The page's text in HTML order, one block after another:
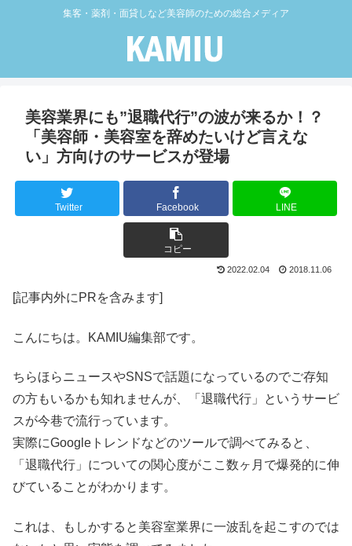
集客・薬剤・面貸しなど美容師のための総合メディア
美容業界にも”退職代行”の波が来るか！？
「美容師・美容室を辞めたいけど言えな
い」方向けのサービスが登場
Twitter Facebook LINE
コピー
2022.02.04 2018.11.06
[記事内外にPRを含みます]
こんにちは。KAMIU編集部です。
ちらほらニュースやSNSで話題になっているのでご存知
の方もいるかも知れませんが、「退職代行」というサービ
スが今巷で流行っています。
実際にGoogleトレンドなどのツールで調べてみると、
「退職代行」についての関心度がここ数ヶ月で爆発的に伸
びていることがわかります。
これは、もしかすると美容室業界に一波乱を起こすのでは